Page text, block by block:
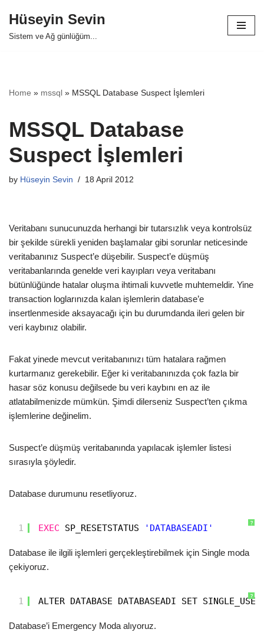
Skip
Hüseyin Sevin
Sistem ve Ağ günlüğüm...
Home » mssql » MSSQL Database Suspect İşlemleri
MSSQL Database
Suspect İşlemleri
by Hüseyin Sevin 18 April 2012
Veritabanı sunucunuzda herhangi bir tutarsızlık veya kontrolsüz
bir şekilde sürekli yeniden başlamalar gibi sorunlar neticesinde
veritabanınız Suspect’e düşebilir. Suspect’e düşmüş
veritabanlarında genelde veri kayıpları veya veritabanı
bütünlüğünde hatalar oluşma ihtimali kuvvetle muhtemeldir. Yine
transaction loglarınızda kalan işlemlerin database’e
insertlenmeside aksayacağı için bu durumdanda ileri gelen bir
veri kaybınız olabilir.
Fakat yinede mevcut veritabanınızı tüm hatalara rağmen
kurtarmanız gerekebilir. Eğer ki veritabanınızda çok fazla bir
hasar söz konusu değilsede bu veri kaybını en az ile
atlatabilmenizde mümkün. Şimdi dilerseniz Suspect’ten çıkma
işlemlerine değinelim.
Suspect’e düşmüş veritabanında yapılacak işlemler listesi
sırasıyla şöyledir.
Database durumunu resetliyoruz.
?
1 EXEC SP_RESETSTATUS 'DATABASEADI'
Database ile ilgili işlemleri gerçekleştirebilmek için Single moda
çekiyoruz.
?
1 ALTER DATABASE DATABASEADI SET SINGLE_USER
Database’i Emergency Moda alıyoruz.